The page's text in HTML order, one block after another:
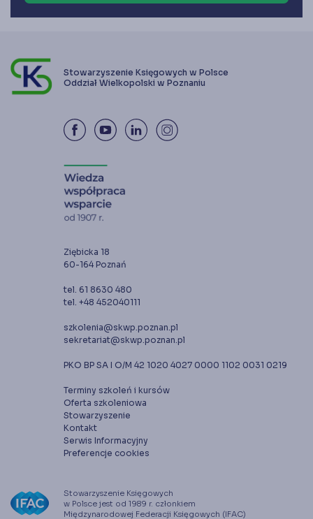
Stowarzyszenie Księgowych w Polsce
Oddział Wielkopolski w Poznaniu
Ziębicka 18
60-164 Poznań
tel. 61 8630 480
tel. +48 452040111
szkolenia@skwp.poznan.pl
sekretariat@skwp.poznan.pl
PKO BP SA I O/M 42 1020 4027 0000 1102 0031 0219
Terminy szkoleń i kursów
Oferta szkoleniowa
Stowarzyszenie
Kontakt
Serwis Informacyjny
Preferencje cookies
Stowarzyszenie Księgowych
w Polsce jest od 1989 r. członkiem
Międzynarodowej Federacji Księgowych (IFAC)